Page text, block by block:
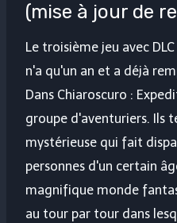
(mise à jour de
Le troisième jeu avec
n'a qu'un an et a déjà
Dans Chiaroscuro :
groupe d'aventuriers. Ils
mystérieuse qui fait
personnes d'un certain
magnifique monde
au tour par tour dans